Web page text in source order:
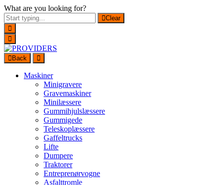
What are you looking for?
Clear
Back
Maskiner
Minigravere
Gravemaskiner
Minilæssere
Gummihjulslæssere
Gummigede
Teleskoplæssere
Gaffeltrucks
Lifte
Dumpere
Traktorer
Entreprenørvogne
Asfalttromle